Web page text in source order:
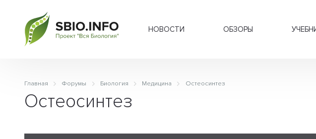
НОВОСТИ ОБЗОРЫ
Главная Форумы Биология Медицина Остеосинтез
Остеосинтез